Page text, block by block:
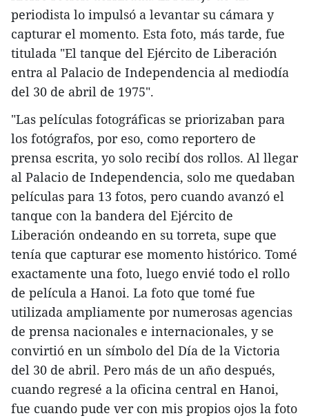
periodista lo impulsó a levantar su cámara y
capturar el momento. Esta foto, más tarde, fue
titulada "El tanque del Ejército de Liberación
entra al Palacio de Independencia al mediodía
del 30 de abril de 1975".
"Las películas fotográficas se priorizaban para
los fotógrafos, por eso, como reportero de
prensa escrita, yo solo recibí dos rollos. Al llegar
al Palacio de Independencia, solo me quedaban
películas para 13 fotos, pero cuando avanzó el
tanque con la bandera del Ejército de
Liberación ondeando en su torreta, supe que
tenía que capturar ese momento histórico. Tomé
exactamente una foto, luego envié todo el rollo
de película a Hanoi. La foto que tomé fue
utilizada ampliamente por numerosas agencias
de prensa nacionales e internacionales, y se
convirtió en un símbolo del Día de la Victoria
del 30 de abril. Pero más de un año después,
cuando regresé a la oficina central en Hanoi,
fue cuando pude ver con mis propios ojos la foto